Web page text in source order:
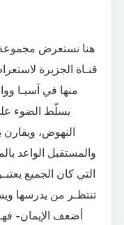
هنا نستعرض مجموعة
قنـاة الجزيرة
منها في آسيـا
يسلّط الضوء
النهوض، ويقارن
والمستقبل الواعد
التي كان الجميع
تنتظـر من يدرسها
أضعف الإيمان-